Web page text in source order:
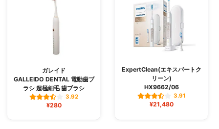
ガレイド
GALLEIDO DENTAL 電動歯ブ
ラシ 超極細毛 歯ブラシ
3.92
¥280
ExpertClean(エキスパートク
リーン)
HX9662/06
3.91
¥21,480